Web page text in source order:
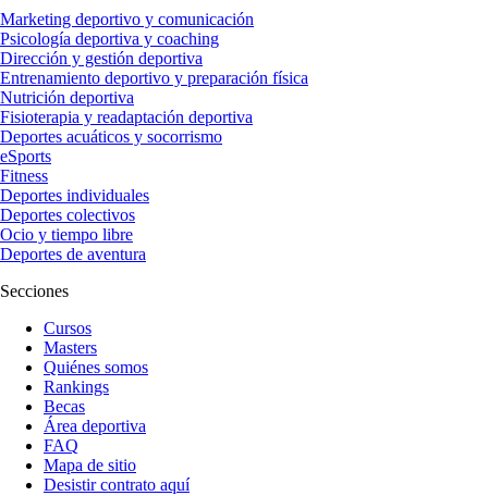
Marketing deportivo y comunicación
Psicología deportiva y coaching
Dirección y gestión deportiva
Entrenamiento deportivo y preparación física
Nutrición deportiva
Fisioterapia y readaptación deportiva
Deportes acuáticos y socorrismo
eSports
Fitness
Deportes individuales
Deportes colectivos
Ocio y tiempo libre
Deportes de aventura
Secciones
Cursos
Masters
Quiénes somos
Rankings
Becas
Área deportiva
FAQ
Mapa de sitio
Desistir contrato aquí